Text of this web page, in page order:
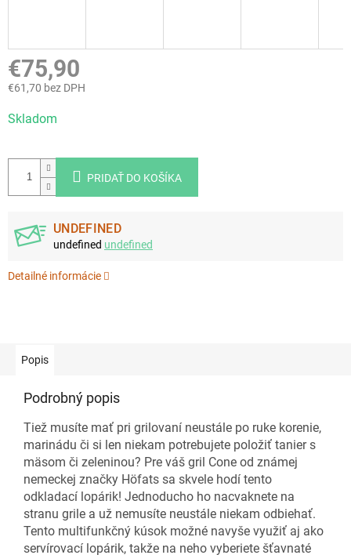
€75,90
€61,70 bez DPH
cena:
Skladom
PRIDAŤ DO KOŠÍKA
UNDEFINED
undefined undefined
Detailné informácie
Popis
Podrobný popis
Tiež musíte mať pri grilovaní neustále po ruke korenie,
marinádu či si len niekam potrebujete položiť tanier s
mäsom či zeleninou? Pre váš gril Cone od známej
nemeckej značky Höfats sa skvele hodí tento
odkladací lopárik! Jednoducho ho nacvaknete na
stranu grile a už nemusíte neustále niekam odbiehať.
Tento multifunkčný kúsok možné navyše využiť aj ako
servírovací lopárik, takže na neho vyberiete šťavnaté